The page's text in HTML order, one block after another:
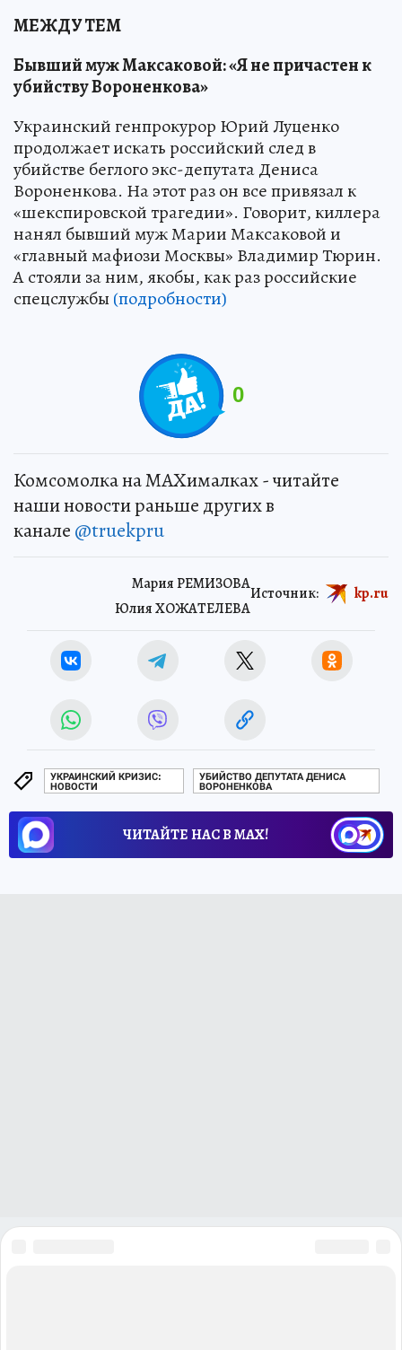
МЕЖДУ ТЕМ
Бывший муж Максаковой: «Я не причастен к
убийству Вороненкова»
Украинский генпрокурор Юрий Луценко
продолжает искать российский след в
убийстве беглого экс-депутата Дениса
Вороненкова. На этот раз он все привязал к
«шекспировской трагедии». Говорит, киллера
нанял бывший муж Марии Максаковой и
«главный мафиози Москвы» Владимир Тюрин.
А стояли за ним, якобы, как раз российские
спецслужбы (подробности)
0
Комсомолка на MAXималках - читайте
наши новости раньше других в
канале @truekpru
Мария РЕМИЗОВА
Юлия ХОЖАТЕЛЕВА
Источник: kp.ru
УКРАИНСКИЙ КРИЗИС:
НОВОСТИ
УБИЙСТВО ДЕПУТАТА ДЕНИСА
ВОРОНЕНКОВА
ЧИТАЙТЕ НАС В МАХ!